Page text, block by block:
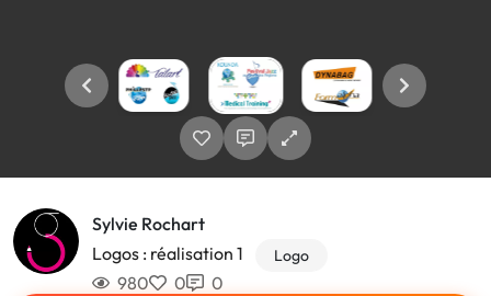
Sylvie Rochart
Logos : réalisation 1
Logo
980 0
0